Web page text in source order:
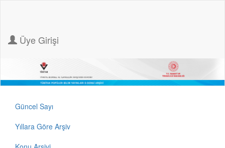
Üye Girişi
Güncel Sayı
Yıllara Göre Arşiv